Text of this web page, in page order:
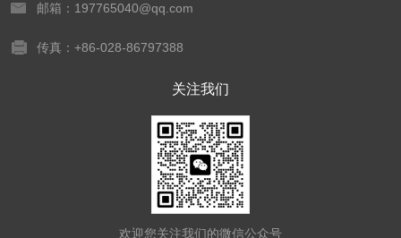
邮箱：197765040@qq.com
传真：+86-028-86797388
关注我们
欢迎您关注我们的微信公众号